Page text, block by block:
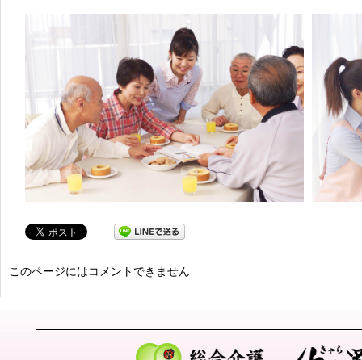
このページにはコメントできません